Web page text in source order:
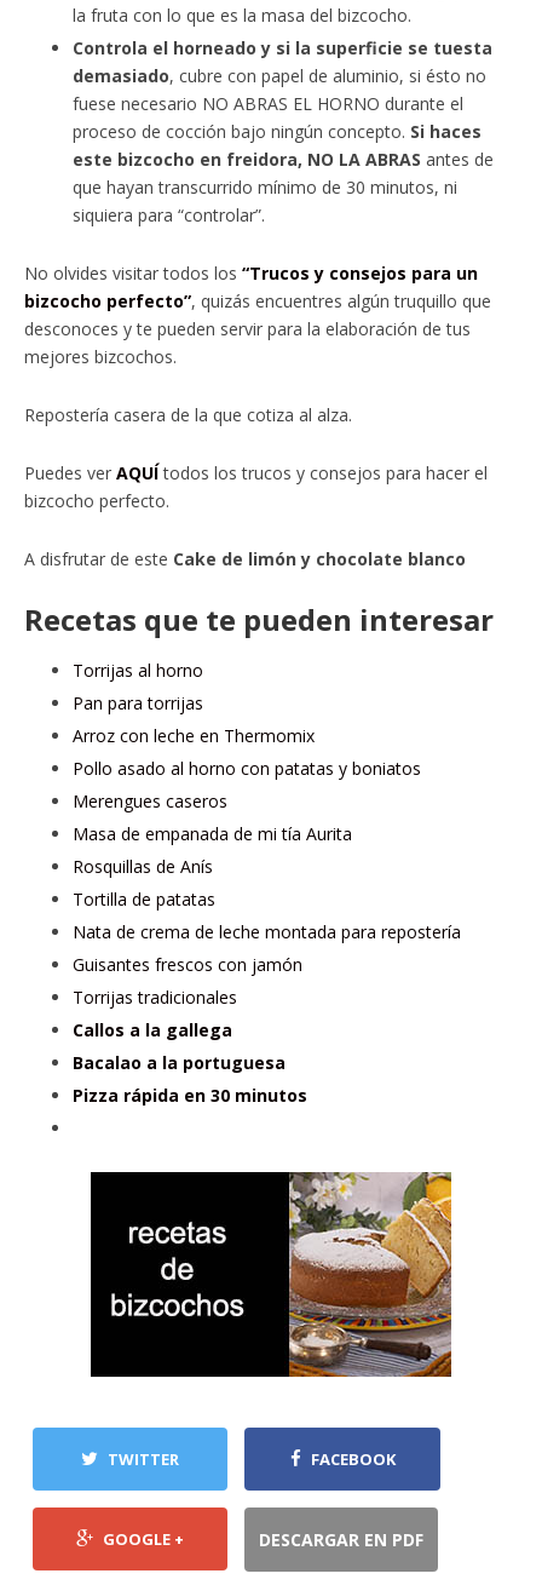
la fruta con lo que es la masa del bizcocho.
Controla el horneado y si la superficie se tuesta
demasiado, cubre con papel de aluminio, si ésto no
fuese necesario NO ABRAS EL HORNO durante el
proceso de cocción bajo ningún concepto. Si haces
este bizcocho en freidora, NO LA ABRAS antes de
que hayan transcurrido mínimo de 30 minutos, ni
siquiera para “controlar”.
No olvides visitar todos los “Trucos y consejos para un
bizcocho perfecto”, quizás encuentres algún truquillo que
desconoces y te pueden servir para la elaboración de tus
mejores bizcochos.
Repostería casera de la que cotiza al alza.
Puedes ver AQUÍtodos los trucos y consejos para hacer el
bizcocho perfecto.
A disfrutar de este Cake de limón y chocolate blanco
Recetas que te pueden interesar
Torrijas al horno
Pan para torrijas
Arroz con leche en Thermomix
Pollo asado al horno con patatas y boniatos
Merengues caseros
Masa de empanada de mi tía Aurita
Rosquillas de Anís
Tortilla de patatas
Nata de crema de leche montada para repostería
Guisantes frescos con jamón
Torrijas tradicionales
Callos a la gallega
Bacalao a la portuguesa
Pizza rápida en 30 minutos
TWITTER FACEBOOK
GOOGLE + DESCARGAR EN PDF